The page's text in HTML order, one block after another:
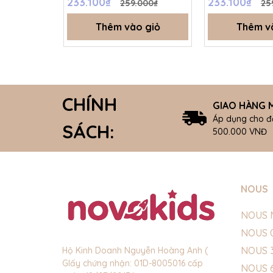
259.000₫
Thêm vào giỏ Thêm
CHÍNH
SÁCH:
GIAO HÀNG
Áp dụng cho
500.000 VNĐ
Hộ Kinh Doanh Nguyễn Hoàng Anh (
GIấy chứng nhận: 01D-8005016 cấp
NOUS
NOUS
NOUS
NOUS
NOUS